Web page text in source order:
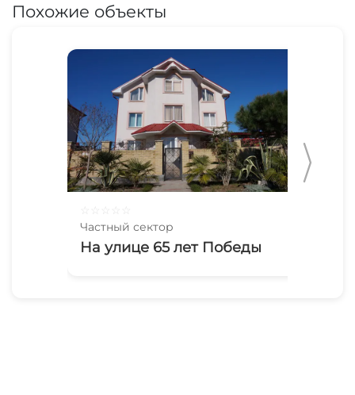
Похожие объекты
Частный сектор
На улице 65 лет Победы